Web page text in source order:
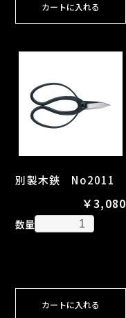
カートに入れる
別製木鋏 No2011
￥3,080
数量
カートに入れる